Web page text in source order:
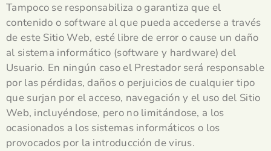
Tampoco se responsabiliza o garantiza que el
contenido o software al que pueda accederse a través
de este Sitio Web, esté libre de error o cause un daño
al sistema informático (software y hardware) del
Usuario. En ningún caso el Prestador será responsable
por las pérdidas, daños o perjuicios de cualquier tipo
que surjan por el acceso, navegación y el uso del Sitio
Web, incluyéndose, pero no limitándose, a los
ocasionados a los sistemas informáticos o los
provocados por la introducción de virus.